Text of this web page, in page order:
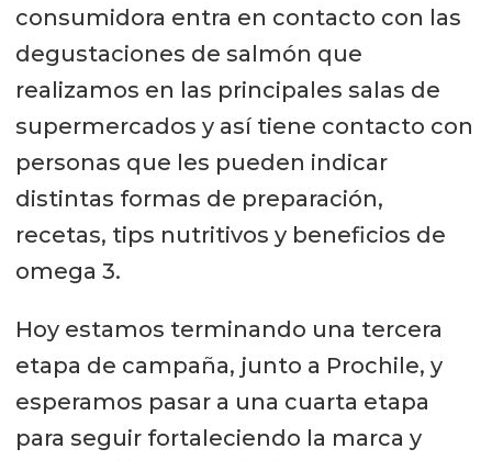
consumidora entra en contacto con las
degustaciones de salmón que
realizamos en las principales salas de
supermercados y así tiene contacto con
personas que les pueden indicar
distintas formas de preparación,
recetas, tips nutritivos y beneficios de
omega 3.
Hoy estamos terminando una tercera
etapa de campaña, junto a Prochile, y
esperamos pasar a una cuarta etapa
para seguir fortaleciendo la marca y